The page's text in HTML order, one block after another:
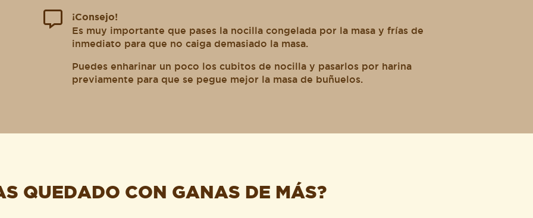
¡Consejo!
Es muy importante que pases la nocilla congelada por la masa y frías de
inmediato para que no caiga demasiado la masa.
Puedes enharinar un poco los cubitos de nocilla y pasarlos por harina
previamente para que se pegue mejor la masa de buñuelos.
QUEDADO CON GANAS DE MÁS?